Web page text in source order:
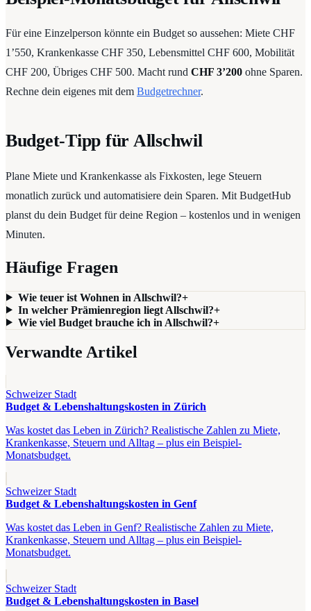
Für eine Einzelperson könnte ein Budget so aussehen: Miete CHF
1’550, Krankenkasse CHF 350, Lebensmittel CHF 600, Mobilität
CHF 200, Übriges CHF 500. Macht rund CHF 3’200 ohne Sparen.
Rechne dein eigenes mit dem Budgetrechner.
Budget-Tipp für Allschwil
Plane Miete und Krankenkasse als Fixkosten, lege Steuern
monatlich zurück und automatisiere dein Sparen. Mit BudgetHub
planst du dein Budget für deine Region – kostenlos und in wenigen
Minuten.
Häufige Fragen
Wie teuer ist Wohnen in Allschwil?+
In welcher Prämienregion liegt Allschwil?+
Wie viel Budget brauche ich in Allschwil?+
Verwandte Artikel
Schweizer Stadt
Budget & Lebenshaltungskosten in Zürich
Was kostet das Leben in Zürich? Realistische Zahlen zu Miete,
Krankenkasse, Steuern und Alltag – plus ein Beispiel-
Monatsbudget.
Schweizer Stadt
Budget & Lebenshaltungskosten in Genf
Was kostet das Leben in Genf? Realistische Zahlen zu Miete,
Krankenkasse, Steuern und Alltag – plus ein Beispiel-
Monatsbudget.
Schweizer Stadt
Budget & Lebenshaltungskosten in Basel